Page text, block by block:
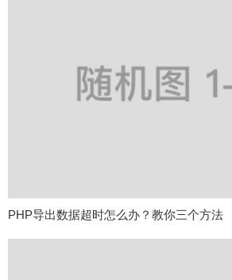
PHP导出数据超时怎么办？教你三个方法